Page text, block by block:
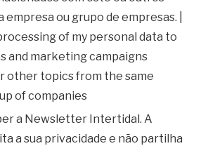
empresa ou grupo de empresas. |
of my personal data to
and marketing campaigns
other topics from the same
of companies
a Newsletter Intertidal. A
a sua privacidade e não partilha